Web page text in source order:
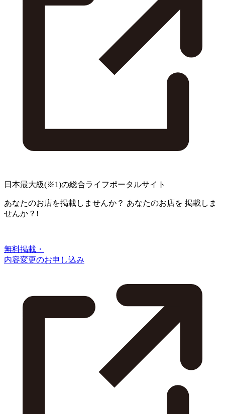
日本最大級(※1)の総合ライフポータルサイト
あなたのお店を掲載しませんか？ あなたのお店を 掲載しま
せんか？!
無料掲載・
内容変更のお申し込み